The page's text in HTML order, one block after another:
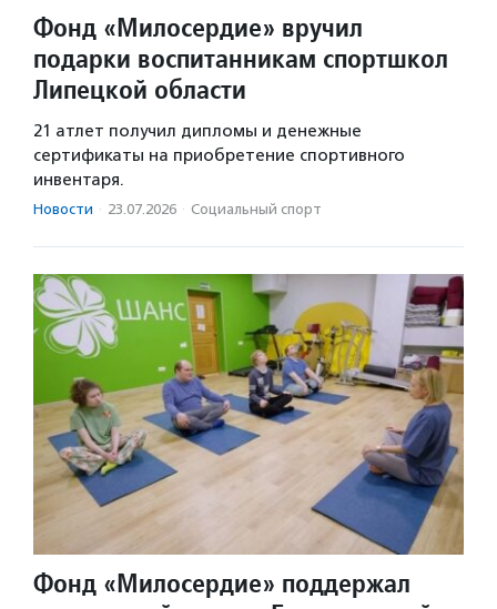
Фонд «Милосердие» вручил
подарки воспитанникам спортшкол
Липецкой области
21 атлет получил дипломы и денежные
сертификаты на приобретение спортивного
инвентаря.
Новости · 23.07.2026 · Социальный спорт
Фонд «Милосердие» поддержал